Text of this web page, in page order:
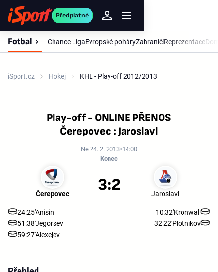
Předplatné
Fotbal Chance LigaEvropské poháryZahraničíReprezentace
iSport.cz Hokej KHL - Play-off 2012/2013
Play-off - ONLINE PŘENOS
Čerepovec : Jaroslavl
Ne 24. 2. 2013 14:00
Konec
Čerepovec Jaroslavl
3:2
24:25'Anisin
51:38'Jegoršev
59:27'Alexejev
10:32'Kronwall
32:22'Plotnikov